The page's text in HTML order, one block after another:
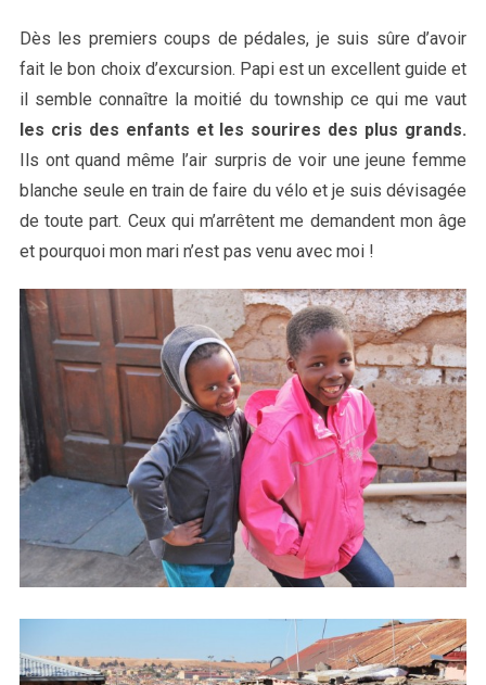
Dès les premiers coups de pédales, je suis sûre d’avoir
fait le bon choix d’excursion. Papi est un excellent guide et
il semble connaître la moitié du township ce qui me vaut
les cris des enfants et les sourires des plus grands.
Ils ont quand même l’air surpris de voir une jeune femme
blanche seule en train de faire du vélo et je suis dévisagée
de toute part. Ceux qui m’arrêtent me demandent mon âge
et pourquoi mon mari n’est pas venu avec moi !